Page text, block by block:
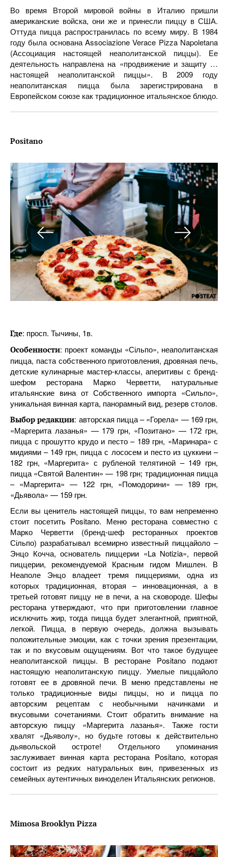
Во время Второй мировой войны в Италию пришли
американские войска, они же и принесли пиццу в США.
Оттуда пицца распространилась по всему миру. В 1984
году была основана Associazione Verace Pizza Napoletana
(Ассоциация настоящей неаполитанской пиццы). Ее
деятельность направлена на «продвижение и защиту …
настоящей неаполитанской пиццы». В 2009 году
неаполитанская пицца была зарегистрирована в
Европейском союзе как традиционное итальянское блюдо.
Positano
Где: просп. Тычины, 1в.
Особенности: проект команды «Сільпо», неаполитанская
пицца, паста собственного приготовления, дровяная печь,
детские кулинарные мастер-классы, аперитивы с бренд-
шефом ресторана Марко Черветти, натуральные
итальянские вина от Собственного импорта «Сильпо»,
уникальная винная карта, панорамный вид, резерв столов.
Выбор редакции: авторская пицца – «Горела» — 169 грн,
«Маргерита лазанья» — 179 грн, «Позитано» — 172 грн,
пицца с прошутто крудо и песто – 189 грн, «Маринара» с
мидиями – 149 грн, пицца с лососем и песто из цуккини –
182 грн, «Маргерита» с рубленой телятиной – 149 грн,
пицца «Святой Валентин» — 198 грн; традиционная пицца
– «Маргерита» — 122 грн, «Помодорини» — 189 грн,
«Дьявола» — 159 грн.
Если вы ценитель настоящей пиццы, то вам непременно
стоит посетить Positano. Меню ресторана совместно с
Марко Черветти (бренд-шеф ресторанных проектов
Сільпо) разрабатывал всемирно известный пиццайоло –
Энцо Кочча, основатель пиццерии «La Notizia», первой
пиццерии, рекомендуемой Красным гидом Мишлен. В
Неаполе Энцо владеет тремя пиццериями, одна из
которых традиционная, вторая – инновационная, а в
третьей готовят пиццу не в печи, а на сковороде. Шефы
ресторана утверждают, что при приготовлении главное
исключить жир, тогда пицца будет элегантной, приятной,
легкой. Пицца, в первую очередь, должна вызывать
положительные эмоции, как с точки зрения презентации,
так и по вкусовым ощущениям. Вот что такое будущее
неаполитанской пиццы. В ресторане Positano подают
настоящую неаполитанскую пиццу. Умелые пиццайоло
готовят ее в дровяной печи. В меню представлены не
только традиционные виды пиццы, но и пицца по
авторским рецептам с необычными начинками и
вкусовыми сочетаниями. Стоит обратить внимание на
авторскую пиццу «Маргерита лазанья». Также гости
хвалят «Дьяволу», но будьте готовы к действительно
дьявольской остроте! Отдельного упоминания
заслуживает винная карта ресторана Positano, которая
состоит из редких натуральных вин, привезенных из
семейных аутентичных виноделен Итальянских регионов.
Mimosa Brooklyn Pizza